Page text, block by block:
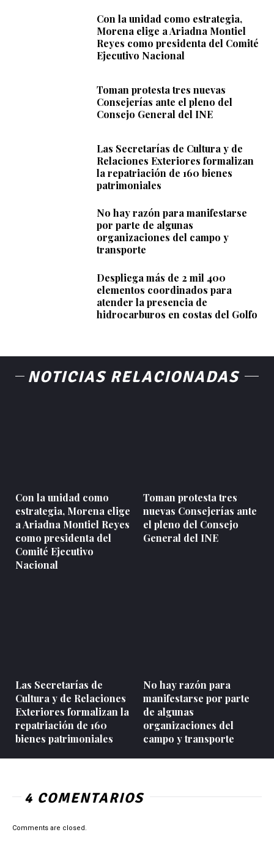
Con la unidad como estrategia,
Morena elige a Ariadna Montiel
Reyes como presidenta del Comité
Ejecutivo Nacional
Toman protesta tres nuevas
Consejerías ante el pleno del
Consejo General del INE
Las Secretarías de Cultura y de
Relaciones Exteriores formalizan
la repatriación de 160 bienes
patrimoniales
No hay razón para manifestarse
por parte de algunas
organizaciones del campo y
transporte
Despliega más de 2 mil 400
elementos coordinados para
atender la presencia de
hidrocarburos en costas del Golfo
NOTICIAS RELACIONADAS
Con la unidad como
estrategia, Morena elige
a Ariadna Montiel Reyes
como presidenta del
Comité Ejecutivo
Nacional
Toman protesta tres
nuevas Consejerías ante
el pleno del Consejo
General del INE
Las Secretarías de
Cultura y de Relaciones
Exteriores formalizan la
repatriación de 160
bienes patrimoniales
No hay razón para
manifestarse por parte
de algunas
organizaciones del
campo y transporte
4 COMENTARIOS
Comments are closed.